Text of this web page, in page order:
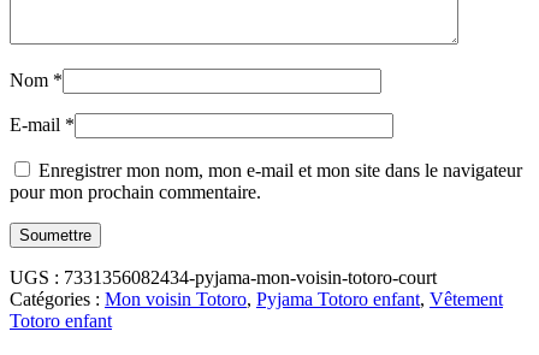
Nom *
E-mail *
Enregistrer mon nom, mon e-mail et mon site dans le navigateur
pour mon prochain commentaire.
UGS : 7331356082434-pyjama-mon-voisin-totoro-court
Catégories : Mon voisin Totoro, Pyjama Totoro enfant, Vêtement
Totoro enfant